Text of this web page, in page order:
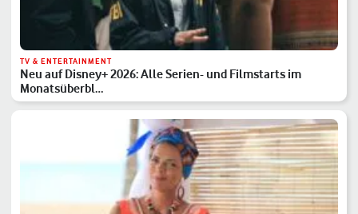
TV & ENTERTAINMENT
Neu auf Disney+ 2026: Alle Serien- und Filmstarts im
Monatsüberbl…